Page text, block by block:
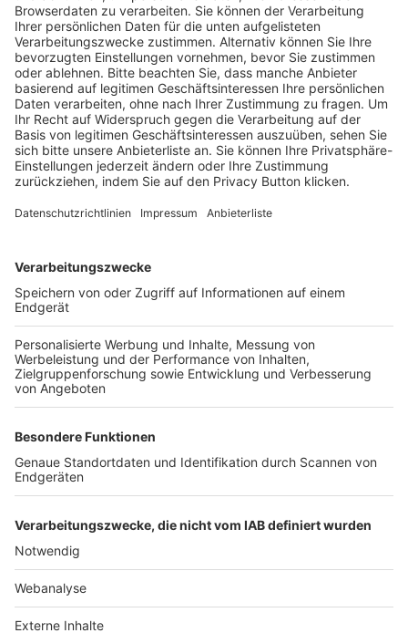
Trainerausbildung
Schulungsangebot Vereinsmitarbeiter
BFV-Geschäftsstellen
Trainerbörse
Login SpielPlus
FOLGE DEM BFV
TOP-VEREINE
TOP-PARTNER
Nutzungsbedingungen Datenschutz Impressum